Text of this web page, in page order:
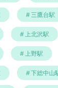
三鷹台駅
上北沢駅
上野駅
下総中山